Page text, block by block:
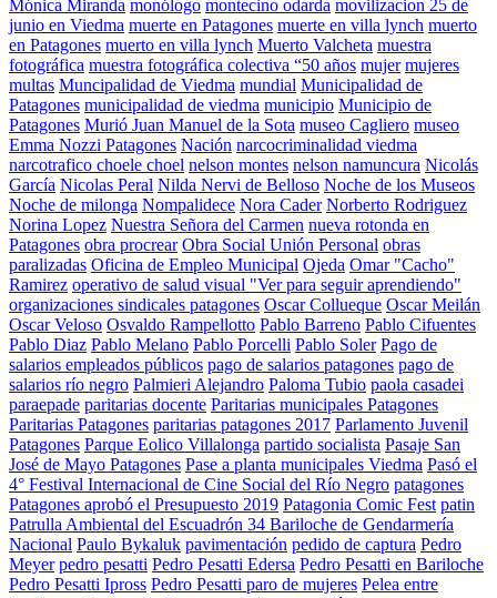
Mónica Miranda monólogo montecino odarda movilizacion 25 de
junio en Viedma muerte en Patagones muerte en villa lynch muerto
en Patagones muerto en villa lynch Muerto Valcheta muestra
fotográfica muestra fotográfica colectiva “50 años mujer mujeres
multas Muncipalidad de Viedma mundial Municipalidad de
Patagones municipalidad de viedma municipio Municipio de
Patagones Murió Juan Manuel de la Sota museo Cagliero museo
Emma Nozzi Patagones Nación narcocriminalidad viedma
narcotrafico choele choel nelson montes nelson namuncura Nicolás
García Nicolas Peral Nilda Nervi de Belloso Noche de los Museos
Noche de milonga Nompalidece Nora Cader Norberto Rodriguez
Norina Lopez Nuestra Señora del Carmen nueva rotonda en
Patagones obra procrear Obra Social Unión Personal obras
paralizadas Oficina de Empleo Municipal Ojeda Omar "Cacho"
Ramirez operativo de salud visual "Ver para seguir aprendiendo"
organizaciones sindicales patagones Oscar Collueque Oscar Meilán
Oscar Veloso Osvaldo Rampellotto Pablo Barreno Pablo Cifuentes
Pablo Diaz Pablo Melano Pablo Porcelli Pablo Soler Pago de
salarios empleados públicos pago de salarios patagones pago de
salarios río negro Palmieri Alejandro Paloma Tubio paola casadei
paraepade paritarias docente Paritarias municipales Patagones
Paritarias Patagones paritarias patagones 2017 Parlamento Juvenil
Patagones Parque Eolico Villalonga partido socialista Pasaje San
José de Mayo Patagones Pase a planta municipales Viedma Pasó el
4° Festival Internacional de Cine Social del Río Negro patagones
Patagones aprobó el Presupuesto 2019 Patagonia Comic Fest patin
Patrulla Ambiental del Escuadrón 34 Bariloche de Gendarmería
Nacional Paulo Bykaluk pavimentación pedido de captura Pedro
Meyer pedro pesatti Pedro Pesatti Edersa Pedro Pesatti en Bariloche
Pedro Pesatti Ipross Pedro Pesatti paro de mujeres Pelea entre